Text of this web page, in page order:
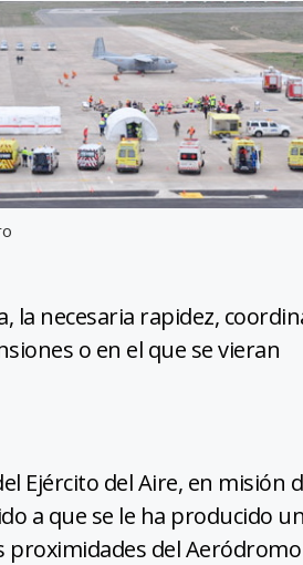
la necesaria rapidez,
o en el que se vieran
Ejército del Aire, en misión
a que se le ha producido un
proximidades del